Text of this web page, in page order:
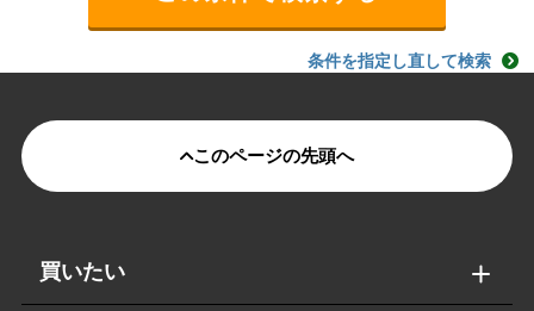
条件を指定し直して検索
このページの先頭へ
買いたい